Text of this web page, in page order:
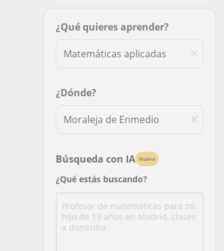
¿Qué quieres aprender?
¿Dónde?
Búsqueda con IA Nuevo
¿Qué estás buscando?